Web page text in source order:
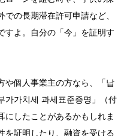
の長期滞在許可申請など、
すよ。自分の「今」を証明す
や個人事業主の方なら、「납
가가치세 과세표준증명」（付
にしたことがあるかもしれま
を証明したり、融資を受ける